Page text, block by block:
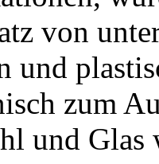
von
und
zum
und Glas